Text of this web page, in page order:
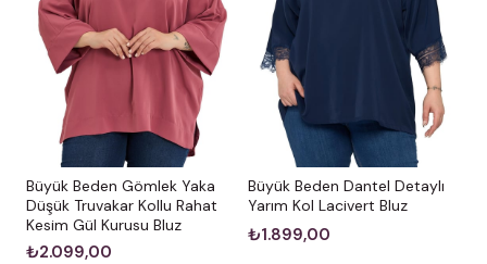
Büyük Beden Gömlek Yaka
Düşük Truvakar Kollu Rahat
Kesim Gül Kurusu Bluz
₺2.099,00
Büyük Beden Dantel Detaylı
Yarım Kol Lacivert Bluz
₺1.899,00